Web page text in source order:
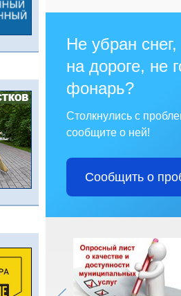
Не убран
на дороге, не
фонарь?
Столкнулись с
сообщите о ней!
Сообщить о